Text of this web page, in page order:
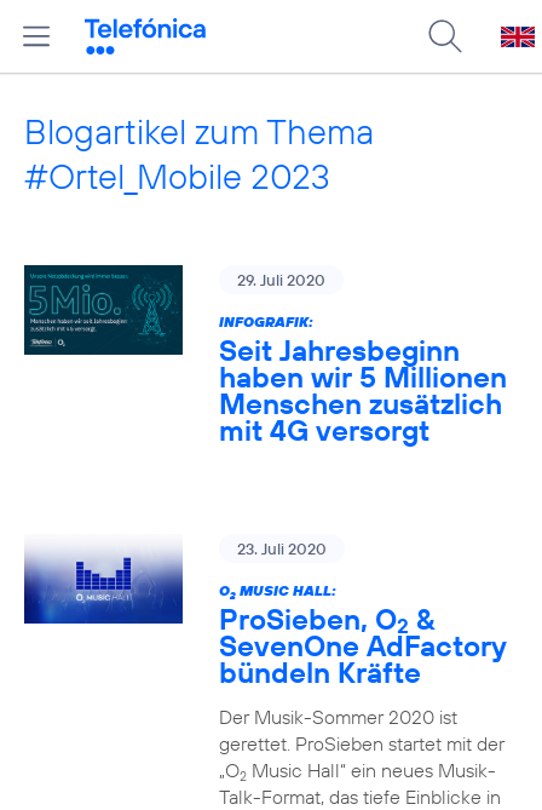
Blogartikel zum Thema
#Ortel_Mobile 2023
29. Juli 2020
INFOGRAFIK:
Seit Jahresbeginn
haben wir 5 Millionen
Menschen zusätzlich
mit 4G versorgt
23. Juli 2020
O2MUSIC HALL:
ProSieben, O2 &
SevenOne AdFactory
bündeln Kräfte
Der Musik-Sommer 2020 ist
gerettet. ProSieben startet mit der
„O2Music Hall“ ein neues Musik-
Talk-Format, das tiefe Einblicke in